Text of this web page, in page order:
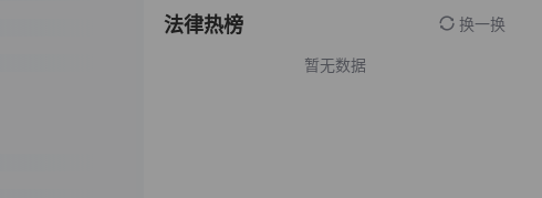
法律热榜 换一换
暂无数据